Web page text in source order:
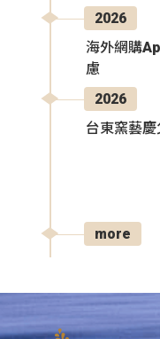
2026
海外網購
慮
2026
台東窯藝
more